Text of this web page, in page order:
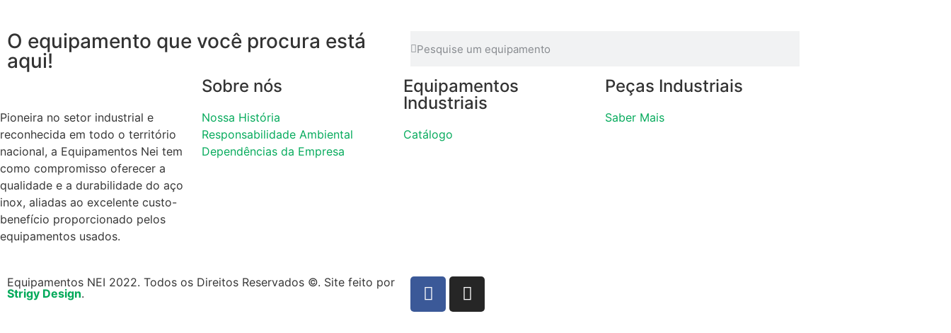
O equipamento que você procura está
aqui!
Pioneira no setor industrial e
reconhecida em todo o território
nacional, a Equipamentos Nei tem
como compromisso oferecer a
qualidade e a durabilidade do aço
inox, aliadas ao excelente custo-
benefício proporcionado pelos
equipamentos usados.
Sobre nós
Nossa História
Responsabilidade Ambiental
Dependências da Empresa
Equipamentos
Industriais
Catálogo
Peças Industriais
Saber Mais
Equipamentos NEI 2022. Todos os Direitos Reservados ©. Site feito por
Strigy Design.